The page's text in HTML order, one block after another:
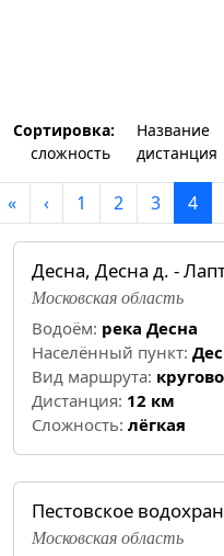
Сортировка: Название
cложность
дистанция
« ‹ 1 2 3 4
Десна, Десна д. -
Московская область
Водоём: река Десна
Населённый пункт:
Вид маршрута:
Дистанция: 12 км
Cложность: лёгкая
Пестовское
Московская область